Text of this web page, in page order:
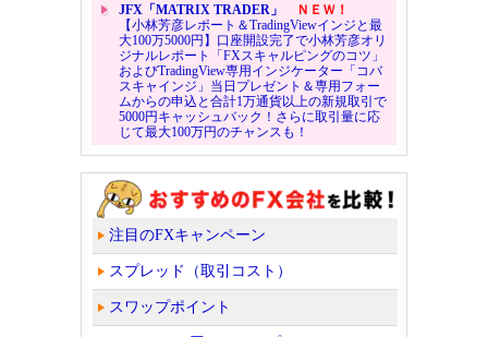
JFX「MATRIX TRADER」
ＮＥＷ！
【小林芳彦レポート＆TradingViewインジと最
大100万5000円】口座開設完了で小林芳彦オリ
ジナルレポート「FXスキャルピングのコツ」
およびTradingView専用インジケーター「コバ
スキャインジ」当日プレゼント＆専用フォー
ムからの申込と合計1万通貨以上の新規取引で
5000円キャッシュバック！さらに取引量に応
じて最大100万円のチャンスも！
注目のFXキャンペーン
スプレッド（取引コスト）
スワップポイント